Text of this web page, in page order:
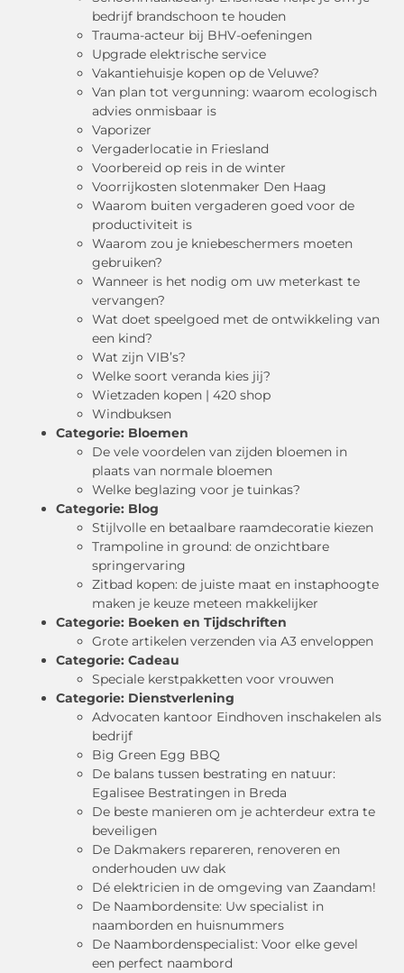
bedrijf brandschoon te houden
Trauma-acteur bij BHV-oefeningen
Upgrade elektrische service
Vakantiehuisje kopen op de Veluwe?
Van plan tot vergunning: waarom ecologisch
advies onmisbaar is
Vaporizer
Vergaderlocatie in Friesland
Voorbereid op reis in de winter
Voorrijkosten slotenmaker Den Haag
Waarom buiten vergaderen goed voor de
productiviteit is
Waarom zou je kniebeschermers moeten
gebruiken?
Wanneer is het nodig om uw meterkast te
vervangen?
Wat doet speelgoed met de ontwikkeling van
een kind?
Wat zijn VIB’s?
Welke soort veranda kies jij?
Wietzaden kopen | 420 shop
Windbuksen
Categorie: Bloemen
De vele voordelen van zijden bloemen in
plaats van normale bloemen
Welke beglazing voor je tuinkas?
Categorie: Blog
Stijlvolle en betaalbare raamdecoratie kiezen
Trampoline in ground: de onzichtbare
springervaring
Zitbad kopen: de juiste maat en instaphoogte
maken je keuze meteen makkelijker
Categorie: Boeken en Tijdschriften
Grote artikelen verzenden via A3 enveloppen
Categorie: Cadeau
Speciale kerstpakketten voor vrouwen
Categorie: Dienstverlening
Advocaten kantoor Eindhoven inschakelen als
bedrijf
Big Green Egg BBQ
De balans tussen bestrating en natuur:
Egalisee Bestratingen in Breda
De beste manieren om je achterdeur extra te
beveiligen
De Dakmakers repareren, renoveren en
onderhouden uw dak
Dé elektricien in de omgeving van Zaandam!
De Naambordensite: Uw specialist in
naamborden en huisnummers
De Naambordenspecialist: Voor elke gevel
een perfect naambord